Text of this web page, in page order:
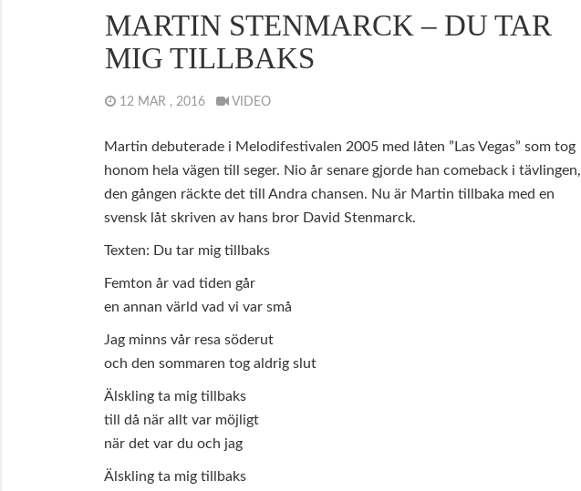
MARTIN STENMARCK – DU TAR
MIG TILLBAKS
12 MAR , 2016 VIDEO
Martin debuterade i Melodifestivalen 2005 med låten ”Las Vegas” som tog
honom hela vägen till seger. Nio år senare gjorde han comeback i tävlingen,
den gången räckte det till Andra chansen. Nu är Martin tillbaka med en
svensk låt skriven av hans bror David Stenmarck.
Texten: Du tar mig tillbaks
Femton år vad tiden går
en annan värld vad vi var små
Jag minns vår resa söderut
och den sommaren tog aldrig slut
Älskling ta mig tillbaks
till då när allt var möjligt
när det var du och jag
Älskling ta mig tillbaks